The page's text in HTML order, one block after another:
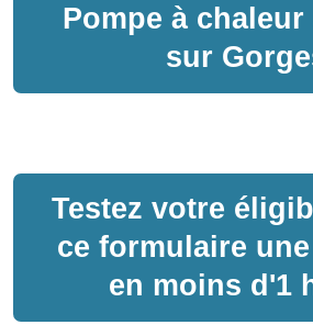
Pompe à chaleur
sur
Testez votre
ce formulaire
en moins d'1